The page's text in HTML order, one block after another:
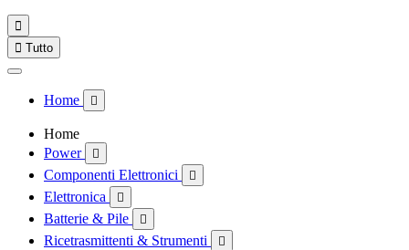

 Tutto
Home 
Home
Power

Componenti Elettronici 
Elettronica 
Batterie & Pile 
Ricetrasmittenti & Strumenti 